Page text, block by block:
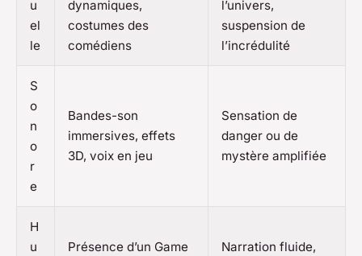
u
el
le
dynamiques,
costumes des
comédiens
l’univers,
suspension de
l’incrédulité
S
o
n
o
r
e
Bandes-son
immersives, effets
3D, voix en jeu
Sensation de
danger ou de
mystère amplifiée
H
u
Présence d’un Game
Narration fluide,